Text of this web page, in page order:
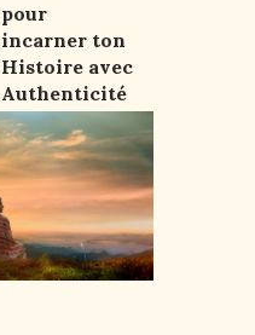
pour
incarner ton
Histoire avec
Authenticité